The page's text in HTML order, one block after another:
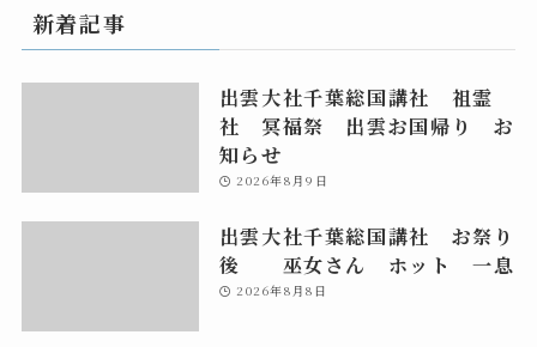
新着記事
出雲大社千葉総国講社 祖霊
社 冥福祭 出雲お国帰り お
知らせ
2026年8月9日
出雲大社千葉総国講社 お祭り
後 巫女さん ホット 一息
2026年8月8日